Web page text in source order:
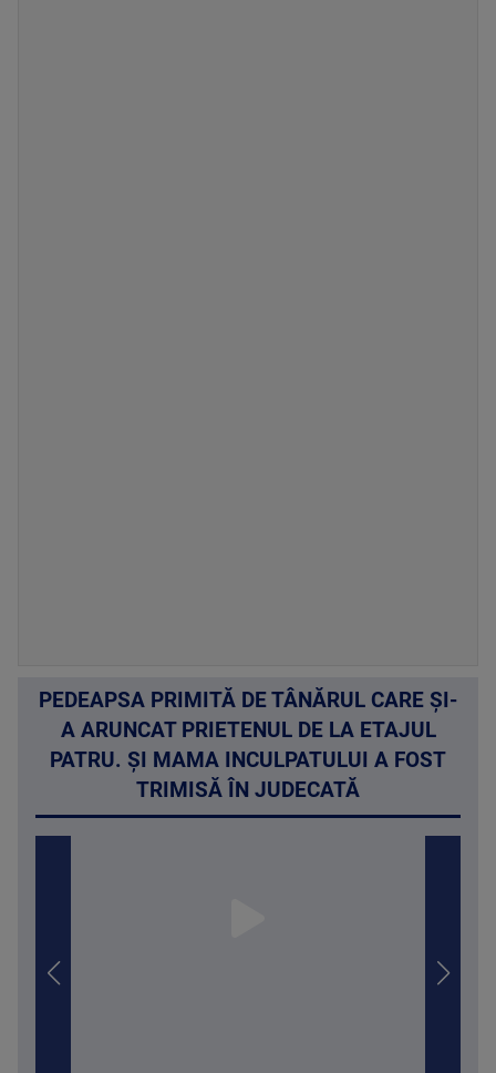
PEDEAPSA PRIMITĂ DE TÂNĂRUL CARE ȘI-
A ARUNCAT PRIETENUL DE LA ETAJUL
PATRU. ȘI MAMA INCULPATULUI A FOST
TRIMISĂ ÎN JUDECATĂ